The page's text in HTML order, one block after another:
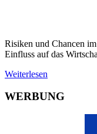
Risiken und Chancen
Einfluss auf das
Weiterlesen
WERBUNG